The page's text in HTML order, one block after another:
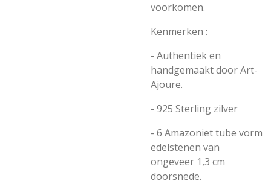
voorkomen.
Kenmerken :
- Authentiek en
handgemaakt doorArt-
Ajoure.
- 925 Sterling zilver
- 6 Amazoniet tube vorm
edelstenen van
ongeveer 1,3 cm
doorsnede.